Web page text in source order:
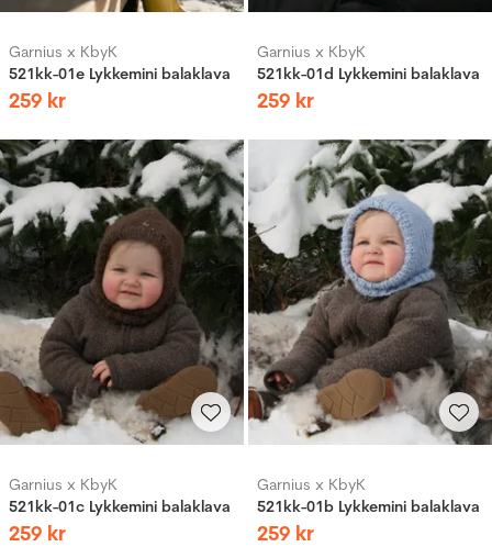
Garnius x KbyK
521kk-01e Lykkemini balaklava
259 kr
Garnius x KbyK
521kk-01d Lykkemini balaklava
259 kr
Garnius x KbyK
521kk-01c Lykkemini balaklava
259 kr
Garnius x KbyK
521kk-01b Lykkemini balaklava
259 kr